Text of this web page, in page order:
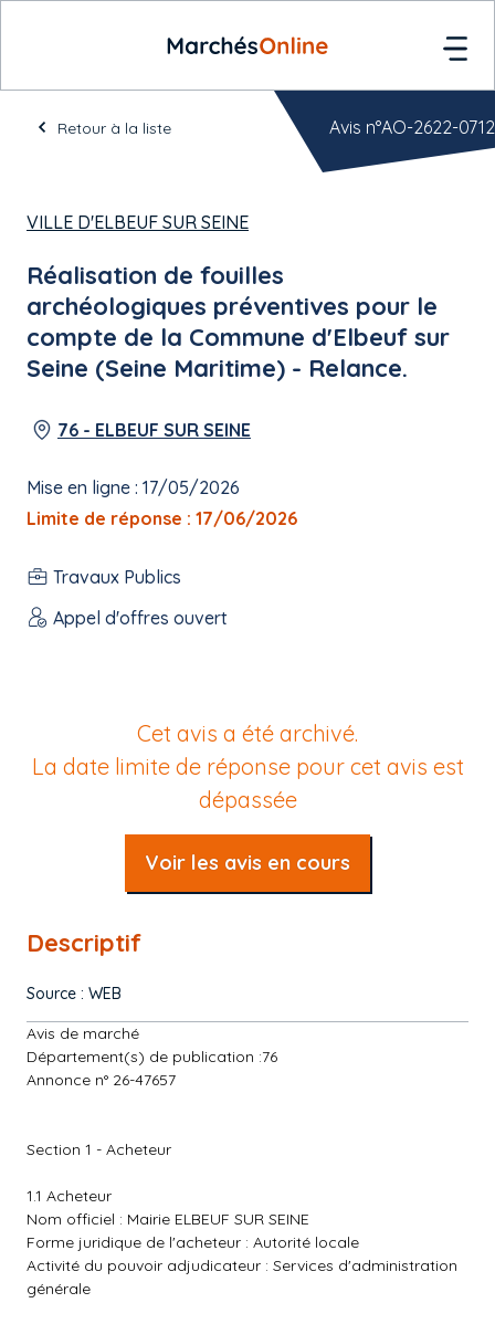
Retour à la liste
VILLE D'ELBEUF SUR SEINE
Réalisation de fouilles
archéologiques préventives pour le
compte de la Commune d'Elbeuf sur
Seine (Seine Maritime) - Relance.
76 - ELBEUF SUR SEINE
Mise en ligne : 17/05/2026
Limite de réponse : 17/06/2026
Travaux Publics
Appel d'offres ouvert
Avis n°AO-2622-0712
Cet avis a été archivé.
La date limite de réponse pour cet avis est
dépassée
Voir les avis en cours
Descriptif
Source : WEB
Avis de marché
Département(s) de publication :76
Annonce n° 26-47657
Section 1 - Acheteur
1.1 Acheteur
Nom officiel : Mairie ELBEUF SUR SEINE
Forme juridique de l'acheteur : Autorité locale
Activité du pouvoir adjudicateur : Services d'administration
générale